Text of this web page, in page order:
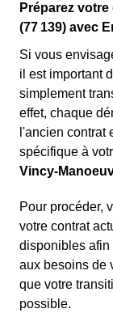
Préparez
(77 139) avec
Si vous
il est important
simplement
effet, chaque
l'ancien contrat
spécifique à
Vincy-
Pour procéder,
votre contrat
disponibles
aux besoins de
que votre
possible.